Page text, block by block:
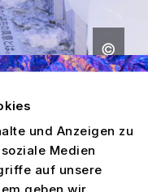
und Anzeigen zu
Medien
auf unsere
geben wir